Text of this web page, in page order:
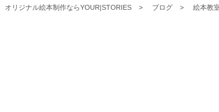
オリジナル絵本制作ならYOUR|STORIES ブログ 絵本教